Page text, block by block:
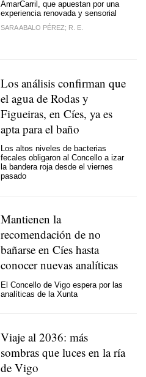
AmarCarril, que apuestan por una
experiencia renovada y sensorial
SARA ABALO PÉREZ; R. E.
Los análisis confirman que
el agua de Rodas y
Figueiras, en Cíes, ya es
apta para el baño
Los altos niveles de bacterias
fecales obligaron al Concello a izar
la bandera roja desde el viernes
pasado
Mantienen la
recomendación de no
bañarse en Cíes hasta
conocer nuevas analíticas
El Concello de Vigo espera por las
analíticas de la Xunta
Viaje al 2036: más
sombras que luces en la ría
de Vigo